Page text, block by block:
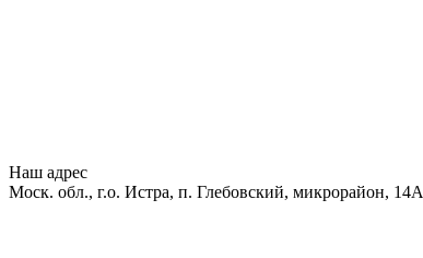
Наш адрес
Моск. обл., г.о. Истра, п. Глебовский, микрорайон, 14А